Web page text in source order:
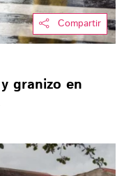
Compartir
granizo en